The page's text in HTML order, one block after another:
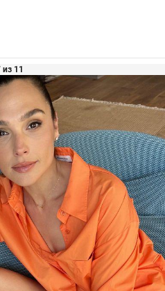
из 11